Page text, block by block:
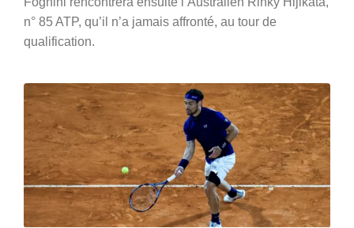
n° 85 ATP, qu’il n’a jamais affronté, au tour de
qualification.